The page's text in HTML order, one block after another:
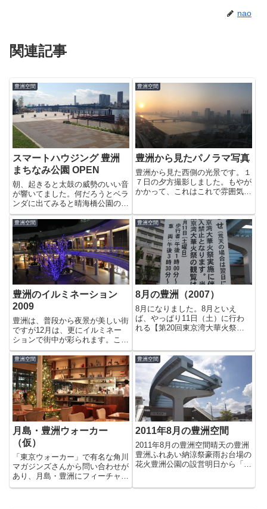
nao
関連記事
豊洲空間
スマートハウジング 豊洲
まちなみ公園 OPEN
朝、起きると太鼓の威勢のいい音
が響いてました。何だろうとベラ
ンダに出てみると晴海橋公園の新
豊洲につながる通路の閉鎖箇所が
無くなっていました。おやぁ?も
しかして、住宅展示場がオープン
した?と思って行ってみると、そ
うでした。どうやら本日オープ
ン...
豊洲空間
豊洲から見たパノラマ写真
豊洲から見た西側の光景です。１
７日の夕方撮影しました。もやが
かかって、これはこれで雰囲気出
ーションがキラキラして見えてい
ました。次の日の朝です。強風＋
快晴が富士山が見えるキーワード
で...
豊洲空間
豊洲のイルミネーション
2009
豊洲は、普段から夜景が美しい街
ですが12月は、更にイルミネー
ションで街中が彩られます。こち
らは、豊洲駅のあいプラザ。NTT
データビルにイルミネーションが
映えますね～っ。あいプラザから
階段で上に昇ると豊洲タワーとイ
ルミネーションの対比による光...
豊洲空間
8月の豊洲（2007）
8月になりました。8月といえ
ば、やっぱり11日（土）に行わ
れる【第20回東京湾大華火祭】
が予想されます。門前仲町に住ん
でた頃は、晴海のトリトンスクエ
アに阻まれ、晴海に行けばいつも
徒...
豊洲空間
月島・豊洲ウォーカー
（仮）
「東京ウォーカー」で有名な角川
マガジンズさんから問い合わせが
あり、月島・豊洲にフィーチャー
した雑誌を発行する予定があるの
豊洲空間
2011年8月の豊洲空間
2011年8月の豊洲空間晴天の豊洲
豊洲ふれあい納涼祭豪雨お台場の
花火豊洲公園の設営明日から「豊